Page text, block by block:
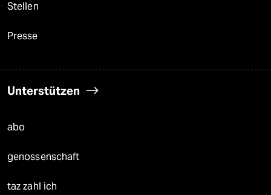
Stellen
Presse
Unterstützen
abo
genossenschaft
taz zahl ich